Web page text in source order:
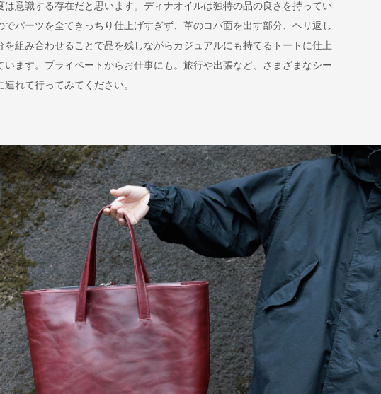
は意識する存在だと思います。ディナオイルは独特の品の良さを持ってい
でパーツを全てきっちり仕上げすぎず、革のコバ面を出す部分、ヘリ返し
を組み合わせることで品を残しながらカジュアルにも持てるトートに仕上
います。プライベートからお仕事にも。旅行や出張など、さまざまなシー
連れて行ってみてください。